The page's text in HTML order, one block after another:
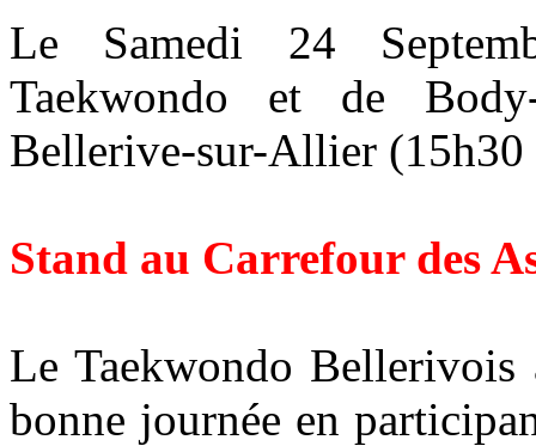
Le Samedi 24
Taekwondo et de
Bellerive-sur-Allier (15h30
Stand au Carrefour des
Le Taekwondo Bellerivois
bonne journée en